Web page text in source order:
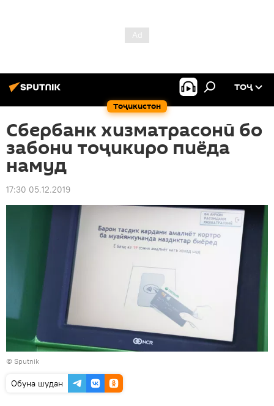
Тоҷикистон
ТОҶ
Сбербанк хизматрасонӣ бо
забони тоҷикиро пиёда
намуд
17:30 05.12.2019
© Sputnik
Обуна шудан